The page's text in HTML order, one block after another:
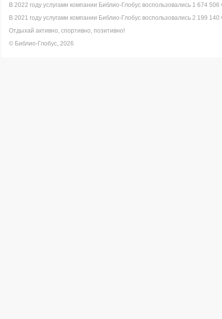
В 2022 году услугами компании Библио-Глобус воспользовались 1 674 506
В 2021 году услугами компании Библио-Глобус воспользовались 2 199 140
Отдыхай активно, спортивно, позитивно!
© Библио-Глобус, 2026